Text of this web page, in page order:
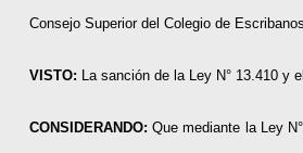
Consejo Superior del Colegio de
VISTO: La sanción de la Ley N° 13.410 y
CONSIDERANDO:Que mediante la Ley